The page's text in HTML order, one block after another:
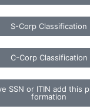
S-Corp Classification
C-Corp Classification
SSN or ITIN add this
formation